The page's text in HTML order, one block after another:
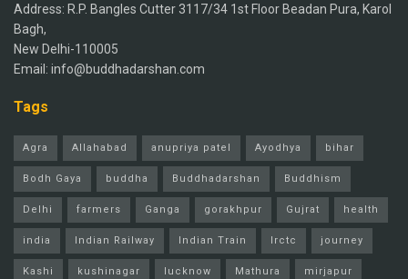
Address: R.P. Bangles Cutter 3117/34 1st Floor Beadan Pura, Karol
Bagh,
New Delhi-110005
Email: info@buddhadarshan.com
Tags
Agra Allahabad anupriya patel Ayodhya bihar
Bodh Gaya buddha Buddhadarshan Buddhism
Delhi farmers Ganga gorakhpur Gujrat health
india Indian Railway Indian Train Irctc journey
Kashi kushinagar lucknow Mathura mirjapur